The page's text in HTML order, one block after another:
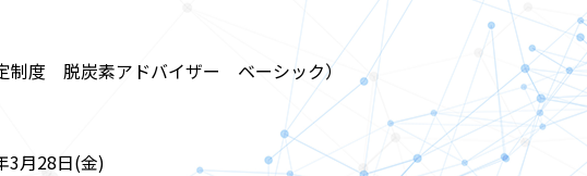
制度 脱炭素アドバイザー ベーシック）
3月28日(金)